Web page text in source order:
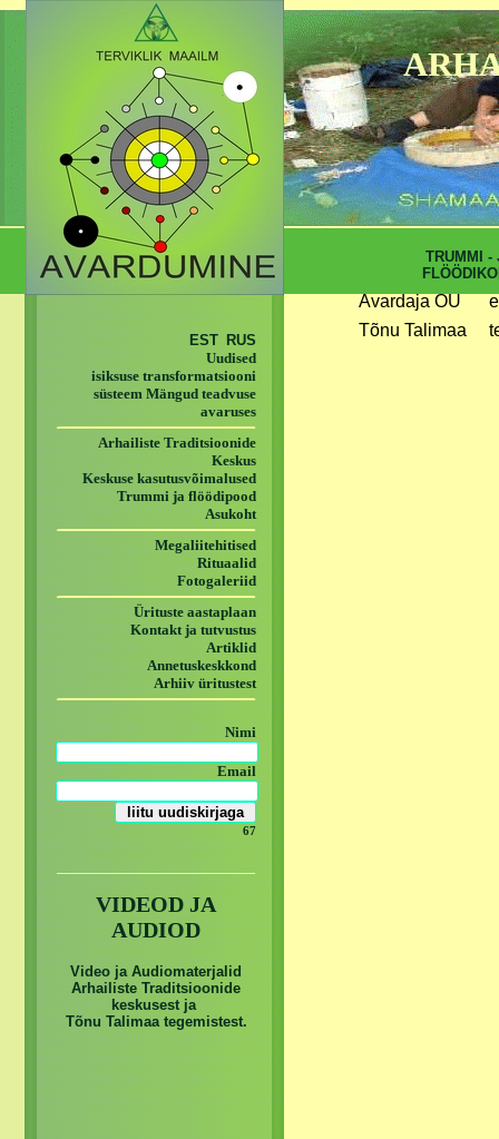
Avardaja OÜ
Tõnu Talimaa
EST RUS
Uudised
isiksuse transformatsiooni
süsteem Mängud teadvuse
avaruses
Arhailiste Traditsioonide
Keskus
Keskuse kasutusvõimalused
Trummi ja flöödipood
Asukoht
Megaliitehitised
Rituaalid
Fotogaleriid
Ürituste aastaplaan
Kontakt ja tutvustus
Artiklid
Annetuskeskkond
Arhiiv üritustest
Nimi
Email
67
VIDEOD JA
AUDIOD
Video ja Audiomaterjalid
Arhailiste Traditsioonide
keskusest ja
Tõnu Talimaa tegemistest.
TRUMMI -